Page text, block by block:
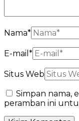
Nama*
E-mail *
Situs Web
Simpan nama,
peramban ini